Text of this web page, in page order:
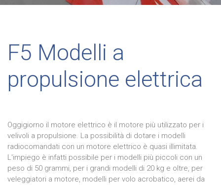
F5 Modelli a
propulsione elettrica
Oggigiorno il motore elettrico è il motore più utilizzato per i
velivoli a propulsione. La possibilità di dotare i modelli
radiocomandati con un motore elettrico è quasi illimitata.
L'impiego è infatti possibile per i modelli più piccoli con un
peso di 50 grammi, per i grandi modelli di 20 kg e oltre, per
veleggiatori a motore, modelli per volo acrobatico, aerei da